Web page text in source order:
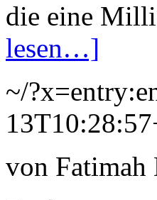
die eine
lesen…]
~/
von Fatimah